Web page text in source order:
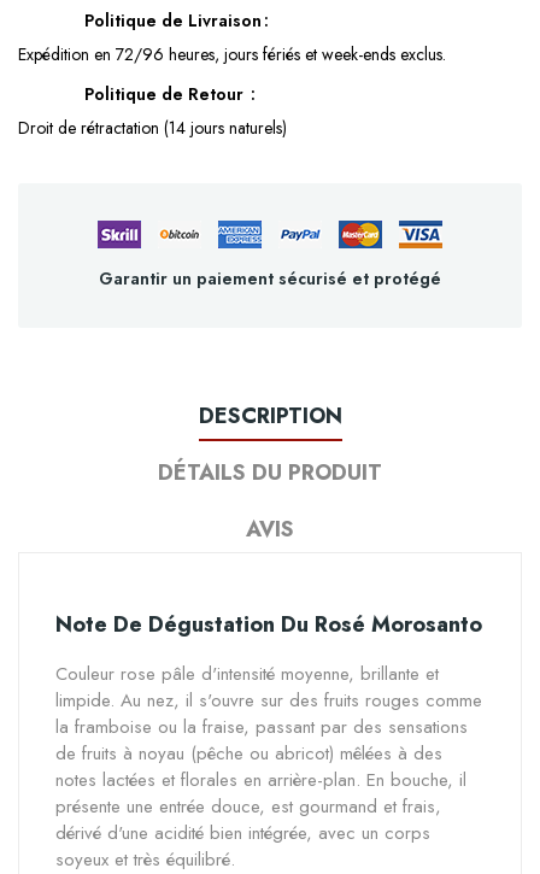
Politique de Livraison
Expédition en 72/96 heures, jours fériés et week-ends exclus.
Politique de Retour
Droit de rétractation (14 jours naturels)
Garantir un paiement sécurisé et protégé
DESCRIPTION
DÉTAILS DU PRODUIT
AVIS
Note De Dégustation Du Rosé Morosanto
Couleur rose pâle d'intensité moyenne, brillante et
limpide. Au nez, il s'ouvre sur des fruits rouges comme
la framboise ou la fraise, passant par des sensations
de fruits à noyau (pêche ou abricot) mêlées à des
notes lactées et florales en arrière-plan. En bouche, il
présente une entrée douce, est gourmand et frais,
dérivé d'une acidité bien intégrée, avec un corps
soyeux et très équilibré.